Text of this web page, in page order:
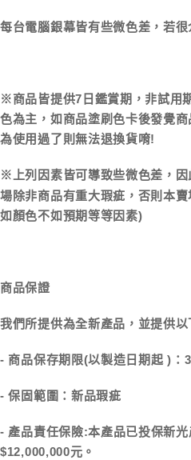
每台電腦銀幕皆有些微色差，若
※商品皆提供7日鑑賞期，非試用
色為主，如商品塗刷色卡後發覺
為使用過了則無法退換貨唷!
※上列因素皆可導致些微色差，
場除非商品有重大瑕疵，否則本
如顏色不如預期等等因素)
商品保證
我們所提供為全新產品，並提供以
- 商品保存期限(以製造日期起 )：
- 保固範圍：新品瑕疵
- 產品責任保險:本產品已投保新
$12,000,000元。